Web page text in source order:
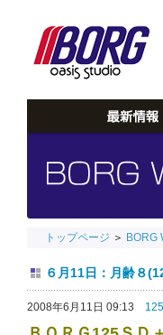
トップページ ＞ BORG
６月11日：月齢８
2008年6月11日 09:13